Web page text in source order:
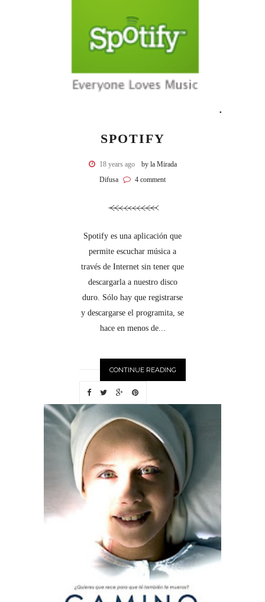
SPOTIFY
18 years ago
by la Mirada
Difusa
4 comment
Spotify es una aplicación que
permite escuchar música a
través de Internet sin tener que
descargarla a nuestro disco
duro. Sólo hay que registrarse
y descargarse el programita, se
hace en menos de...
CONTINUE READING